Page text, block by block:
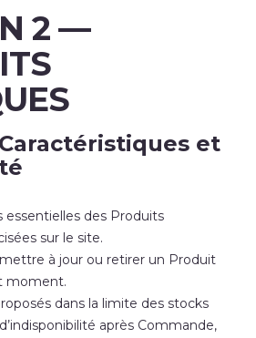
2 —
et
essentielles des Produits
sur le site.
à jour ou retirer un Produit
moment.
dans la limite des stocks
après Commande,